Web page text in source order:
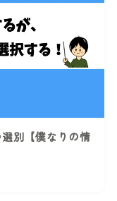
別【僕なりの情